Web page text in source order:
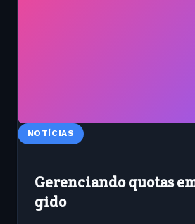
NOTÍCIAS
Gerenciando quotas
gido